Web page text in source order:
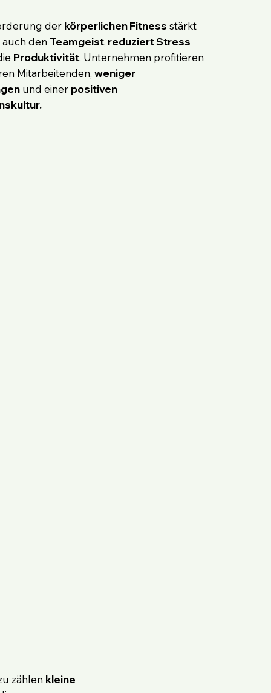
der körperlichen Fitness stärkt
den Teamgeist, reduziert Stress
Produktivität. Unternehmen profitieren
Mitarbeitenden,weniger
und einer positiven
zählen kleine